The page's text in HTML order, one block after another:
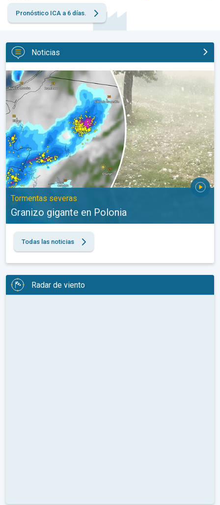
Pronóstico ICA a 6 días.
Noticias
Granizo gigante en Polonia. Tormentas severas. . .
Tormentas severas
Granizo gigante en Polonia
Todas las noticias
Radar de viento